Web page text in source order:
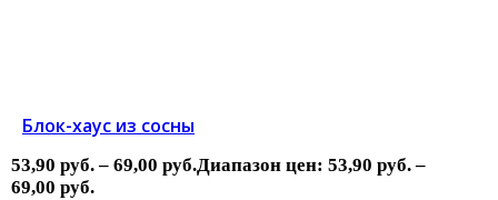
Блок-хаус из сосны
53,90 руб. – 69,00 руб.Диапазон цен: 53,90 руб. –
69,00 руб.